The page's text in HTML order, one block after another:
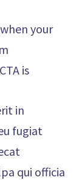
your
is
in
fugiat
qui officia